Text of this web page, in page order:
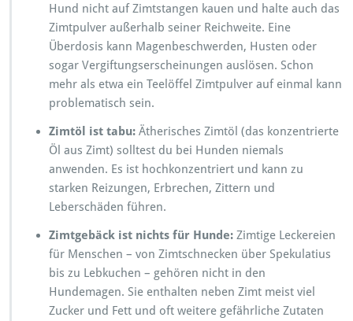
Hund nicht auf Zimtstangen kauen und halte auch das
Zimtpulver außerhalb seiner Reichweite. Eine
Überdosis kann Magenbeschwerden, Husten oder
sogar Vergiftungserscheinungen auslösen. Schon
mehr als etwa ein Teelöffel Zimtpulver auf einmal kann
problematisch sein.
Zimtöl ist tabu: Ätherisches Zimtöl (das konzentrierte
Öl aus Zimt) solltest du bei Hunden niemals
anwenden. Es ist hochkonzentriert und kann zu
starken Reizungen, Erbrechen, Zittern und
Leberschäden führen.
Zimtgebäck ist nichts für Hunde: Zimtige Leckereien
für Menschen – von Zimtschnecken über Spekulatius
bis zu Lebkuchen – gehören nicht in den
Hundemagen. Sie enthalten neben Zimt meist viel
Zucker und Fett und oft weitere gefährliche Zutaten